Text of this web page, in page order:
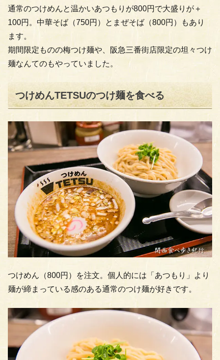
通常のつけめんと温かいあつもりが800円で大盛りが＋
100円。中華そば（750円）とまぜそば（800円）もあり
ます。
期間限定ものの梅つけ麺や、阪急三番街店限定の坦々つけ
麺なんてのもやっていました。
つけめんTETSUのつけ麺を食べる
つけめん（800円）を注文。個人的には「あつもり」より
麺が締まっている感のある通常のつけ麺が好きです。